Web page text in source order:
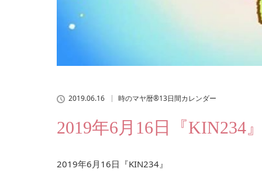
2019.06.16 時のマヤ暦®13日間カレンダー
2019年6月16日『KIN234
2019年6月16日『KIN234』